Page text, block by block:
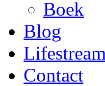
Boek
Blog
Lifestream
Contact